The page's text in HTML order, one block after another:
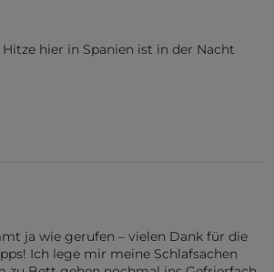
hier in Spanien ist in der Nacht
ja wie gerufen – vielen Dank für die
Ich lege mir meine Schlafsachen